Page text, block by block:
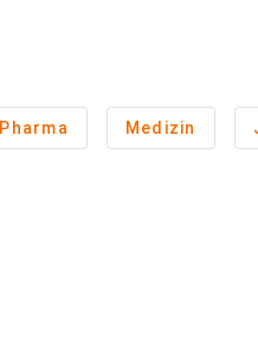
Pharma Medizin